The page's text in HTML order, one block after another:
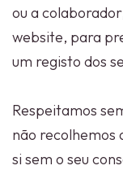
ou a
website, para
um registo dos
Respeitamos
não recolhemos
si sem o seu